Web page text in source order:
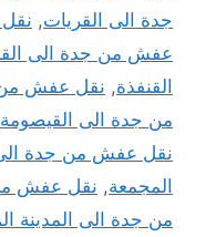
جدة الى القريات,
عفش من جدة الى
القنفذة, نقل عفش من
من جدة الى القيصومة
نقل عفش من جدة الى
المجمعة, نقل عفش
من جدة الى المدينة